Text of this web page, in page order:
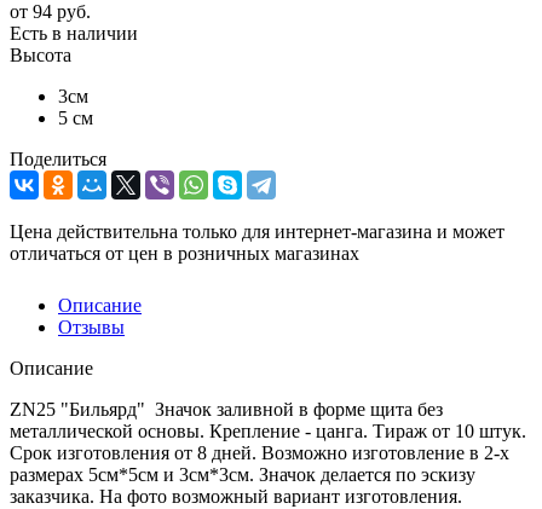
от 94 руб.
Есть в наличии
Высота
3см
5 см
Поделиться
Цена действительна только для интернет-магазина и может
отличаться от цен в розничных магазинах
Описание
Отзывы
Описание
ZN25 "Бильярд" Значок заливной в форме щита без
металлической основы. Крепление - цанга. Тираж от 10 штук.
Срок изготовления от 8 дней. Возможно изготовление в 2-х
размерах 5см*5см и 3см*3см. Значок делается по эскизу
заказчика. На фото возможный вариант изготовления.